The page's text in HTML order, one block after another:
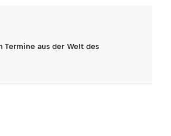
aus der Welt des